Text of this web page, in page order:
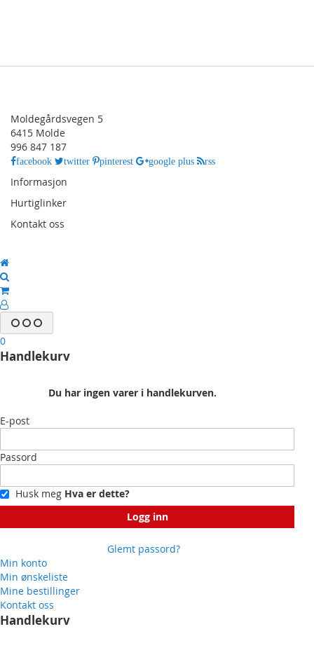
Moldegårdsvegen 5
6415 Molde
996 847 187
facebook twitter pinterest google plus rss
Informasjon
Hurtiglinker
Kontakt oss
0
Handlekurv
Du har ingen varer i handlekurven.
E-post
Passord
Husk meg Hva er dette?
Logg inn
Glemt passord?
Min konto
Min ønskeliste
Mine bestillinger
Kontakt oss
Handlekurv